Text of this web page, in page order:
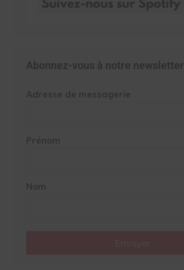
Abonnez-vous à notre newsletter
Adresse de messagerie
Prénom
Nom